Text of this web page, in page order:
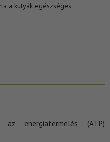
a kutyák egészséges
energiatermelés (ATP)